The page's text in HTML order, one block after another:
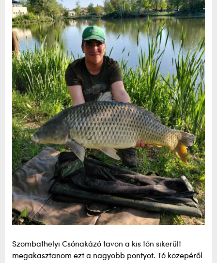
Szombathelyi Csónakázó tavon a kis tón sikerült
megakasztanom ezt a nagyobb pontyot. Tó közepéről